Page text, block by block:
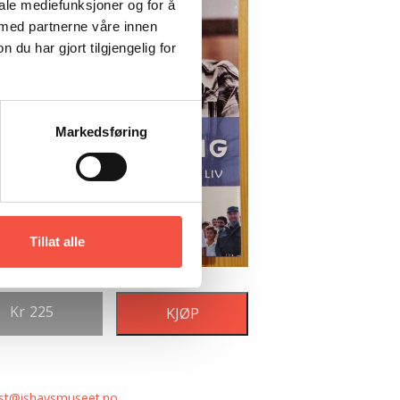
mediefunksjoner og for å
partnerne våre innen
du har gjort tilgjengelig for
Markedsføring
Tillat alle
Kr 225 KJØP